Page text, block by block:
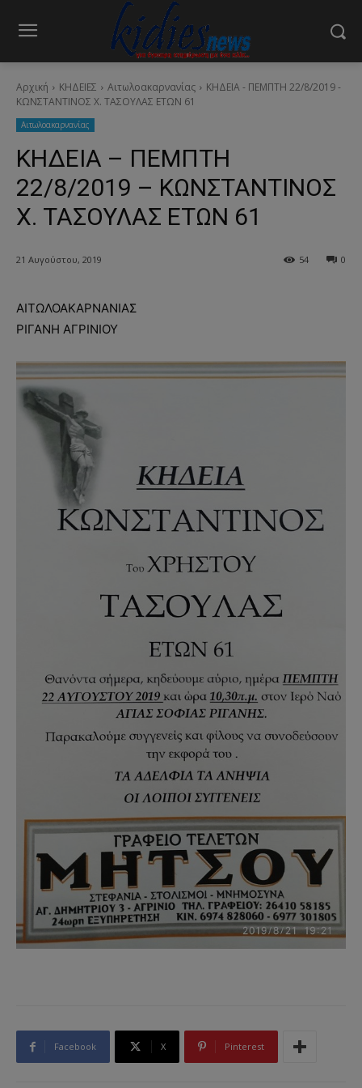
Αρχική ΚΗΔΕΙΕΣ Aιτωλοακαρνανίας
ΚΗΔΕΙΑ - ΠΕΜΠΤΗ 22/8/2019 -
ΚΩΝΣΤΑΝΤΙΝΟΣ Χ. ΤΑΣΟΥΛΑΣ ΕΤΩΝ 61
Aιτωλοακαρνανίας
ΚΗΔΕΙΑ – ΠΕΜΠΤΗ
22/8/2019 – ΚΩΝΣΤΑΝΤΙΝΟΣ
Χ. ΤΑΣΟΥΛΑΣ ΕΤΩΝ 61
21 Αυγούστου, 2019 0
54
ΑΙΤΩΛΟΑΚΑΡΝΑΝΙΑΣ
ΡΙΓΑΝΗ ΑΓΡΙΝΙΟΥ
Facebook X Pinterest